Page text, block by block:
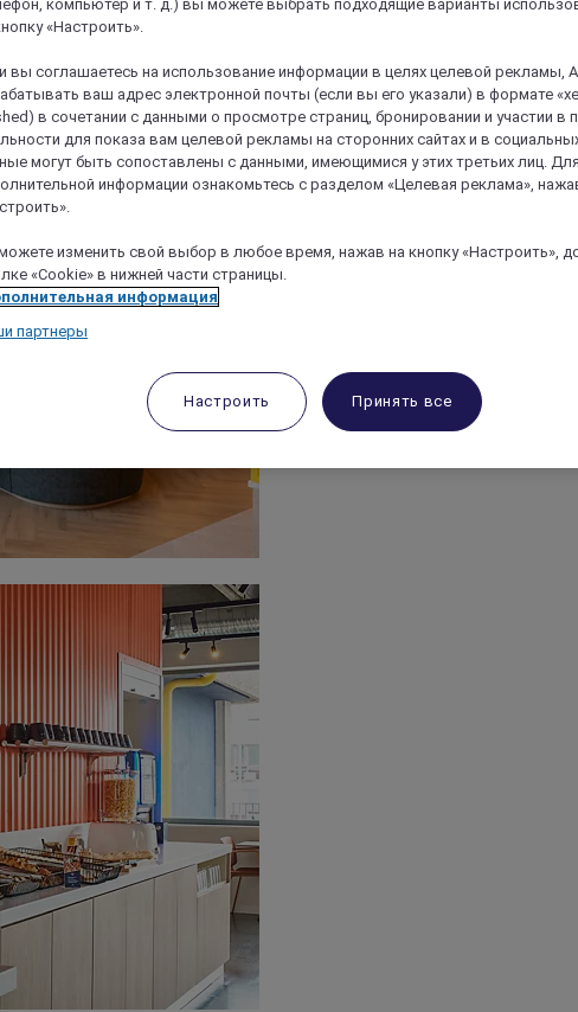
компьютер и т. д.) вы можете выбрать подходящие варианты
«Настроить».
вы соглашаетесь на использование информации в целях целевой рекламы,
ваш адрес электронной почты (если вы его указали) в формате
в сочетании с данными о просмотре страниц, бронировании и участии в
для показа вам целевой рекламы на сторонних сайтах и в
могут быть сопоставлены с данными, имеющимися у этих третьих лиц.
информации ознакомьтесь с разделом «Целевая реклама»,
изменить свой выбор в любое время, нажав на кнопку «Настроить»,
«Cookie» в нижней части страницы.
информация
партнеры
Настроить Принять все